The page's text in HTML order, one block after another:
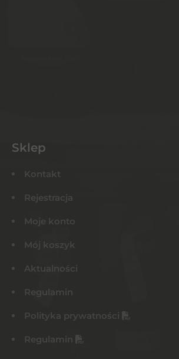
Sklep
Kontakt
Rejestracja
Moje konto
Mój koszyk
Aktualności
Regulamin
Polityka prywatności
Regulamin